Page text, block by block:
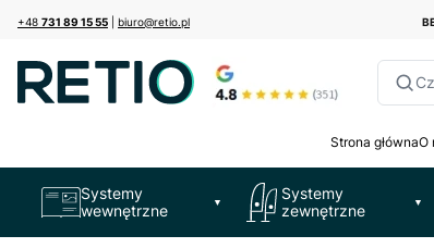
+48 731 89 15 55 biuro@retio.pl
Strona głównaO
Systemy
wewnętrzne
▼
Systemy
zewnętrzne
▼